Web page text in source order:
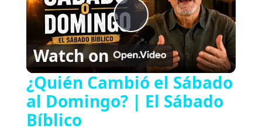
Play
Video
Watch on
¿Quién Cambió el Sábado
al Domingo? | El Sábado
Bíblico